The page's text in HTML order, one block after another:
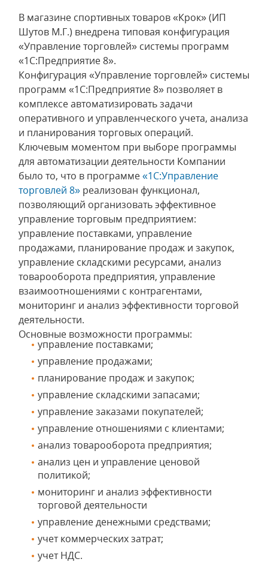
В магазине спортивных товаров «Крок» (ИП
Шутов М.Г.) внедрена типовая конфигурация
«Управление торговлей» системы программ
«1С:Предприятие 8».
Конфигурация «Управление торговлей» системы
программ «1С:Предприятие 8» позволяет в
комплексе автоматизировать задачи
оперативного и управленческого учета, анализа
и планирования торговых операций.
Ключевым моментом при выборе программы
для автоматизации деятельности Компании
было то, что в программе«1С:Управление
торговлей 8» реализован функционал,
позволяющий организовать эффективное
управление торговым предприятием:
управление поставками, управление
продажами, планирование продаж и закупок,
управление складскими ресурсами, анализ
товарооборота предприятия, управление
взаимоотношениями с контрагентами,
мониторинг и анализ эффективности торговой
деятельности.
Основные возможности программы:
управление поставками;
управление продажами;
планирование продаж и закупок;
управление складскими запасами;
управление заказами покупателей;
управление отношениями с клиентами;
анализ товарооборота предприятия;
анализ цен и управление ценовой
политикой;
мониторинг и анализ эффективности
торговой деятельности
управление денежными средствами;
учет коммерческих затрат;
учет НДС.